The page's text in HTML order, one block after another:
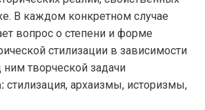
В каждом конкретном случае
вопрос о степени и форме
стилизации в зависимости
творческой задачи
стилизация, архаизмы, историзмы,